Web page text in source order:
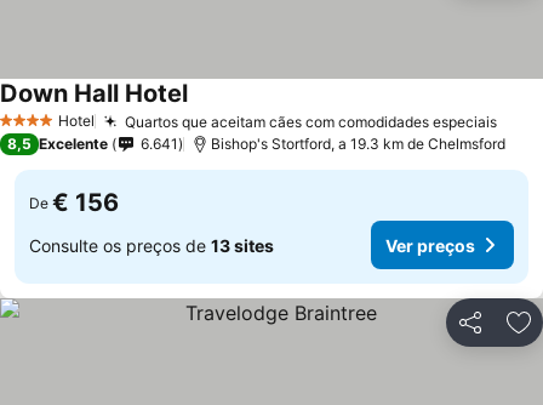
4 EstrelasHotel Quartos que aceitam cães com comodidades especiais
Down Hall Hotel
8,5 Excelente 6.641 Bishop's Stortford, a 19.3 km de Chelmsford
De € 156
Consulte os preços de 13 sites Ver preços
Partilhar